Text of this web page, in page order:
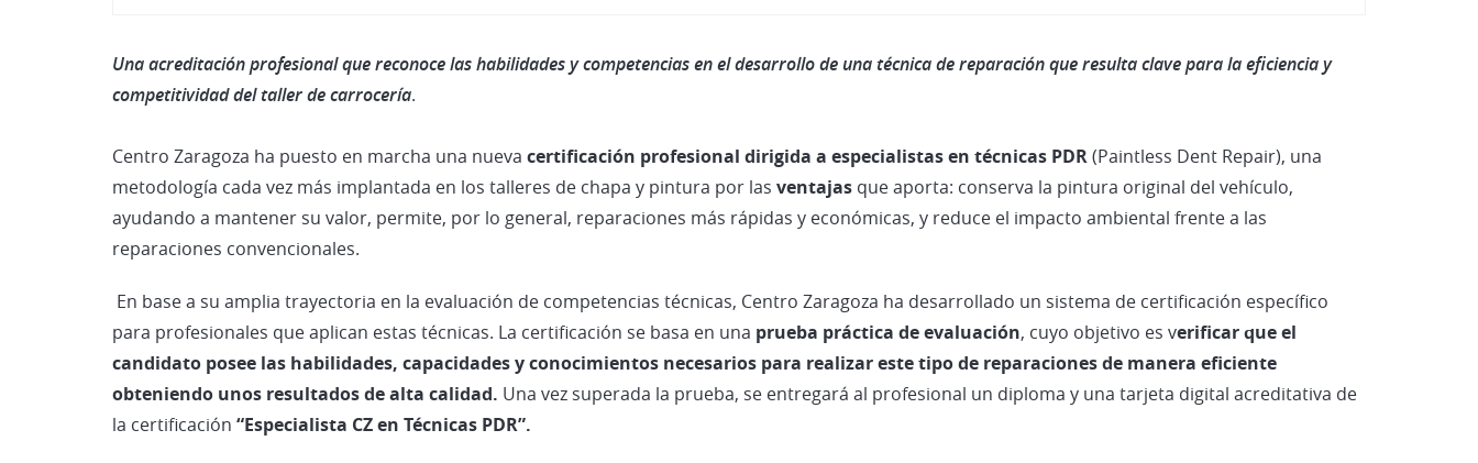
Una acreditación profesional que reconoce las habilidades y competencias en el desarrollo de una técnica de reparación que resulta clave para la eficiencia y
competitividad del taller de carrocería.
Centro Zaragoza ha puesto en marcha una nueva certificación profesional dirigida a especialistas en técnicas PDR(Paintless Dent Repair), una
metodología cada vez más implantada en los talleres de chapa y pintura por las ventajas que aporta: conserva la pintura original del vehículo,
ayudando a mantener su valor, permite, por lo general, reparaciones más rápidas y económicas, y reduce el impacto ambiental frente a las
reparaciones convencionales.
En base a su amplia trayectoria en la evaluación de competencias técnicas, Centro Zaragoza ha desarrollado un sistema de certificación específico
para profesionales que aplican estas técnicas. La certificación se basa en una prueba práctica de evaluación, cuyo objetivo es verificar que el
candidato posee las habilidades, capacidades y conocimientos necesarios para realizar este tipo de reparaciones de manera eficiente
obteniendo unos resultados de alta calidad. Una vez superada la prueba, se entregará al profesional un diploma y una tarjeta digital acreditativa de
la certificación “Especialista CZ en Técnicas PDR”.